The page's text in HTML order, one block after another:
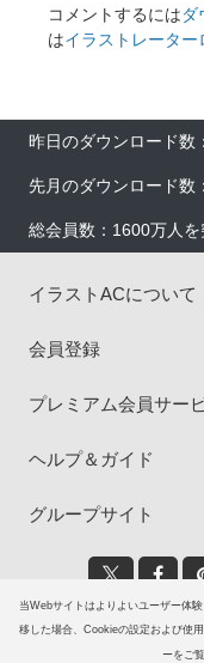
当Webサイトはよりよいユーザー体
移した場合、Cookieの設定および使
ーをご
コメントするにはダ
はイラストレーター
昨日のダウンロード数
先月のダウンロード数
総会員数：1600万人を
イラストACについて
会員登録
プレミアム会員サー
ヘルプ＆ガイド
グループサイト
©